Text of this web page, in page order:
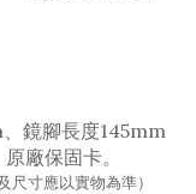
鏡腳長度145mm
廠保固卡。
尺寸應以實物為準）